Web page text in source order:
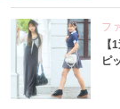
フ
【
ピ